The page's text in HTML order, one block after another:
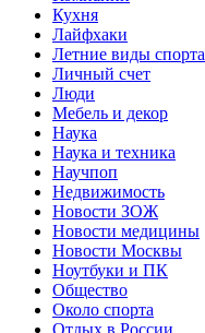
Кухня
Лайфхаки
Летние виды спорта
Личный счет
Люди
Мебель и декор
Наука
Наука и техника
Научпоп
Недвижимость
Новости ЗОЖ
Новости медицины
Новости Москвы
Ноутбуки и ПК
Общество
Около спорта
Отдых в России